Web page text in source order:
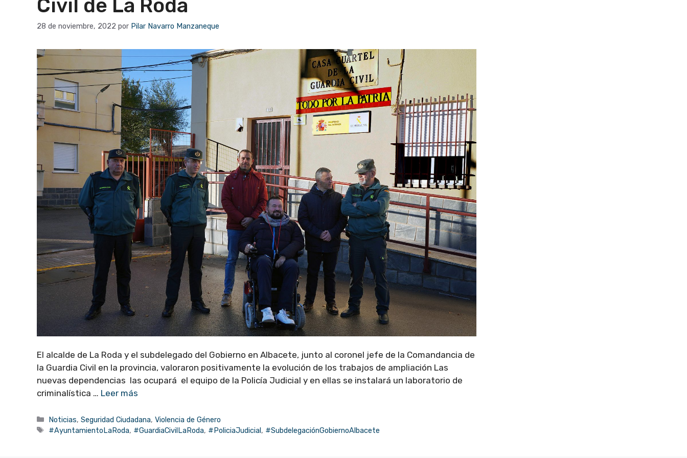
Civil de La Roda
28 de noviembre, 2022 por Pilar Navarro Manzaneque
El alcalde de La Roda y el subdelegado del Gobierno en Albacete, junto al coronel jefe de la Comandancia de
la Guardia Civil en la provincia, valoraron positivamente la evolución de los trabajos de ampliación Las
nuevas dependencias las ocupará el equipo de la Policía Judicial y en ellas se instalará un laboratorio de
criminalística … Leer más
Categorías
Noticias,Seguridad Ciudadana,Violencia de Género
Etiquetas
#AyuntamientoLaRoda, #GuardiaCivilLaRoda, #PoliciaJudicial, #SubdelegaciónGobiernoAlbacete